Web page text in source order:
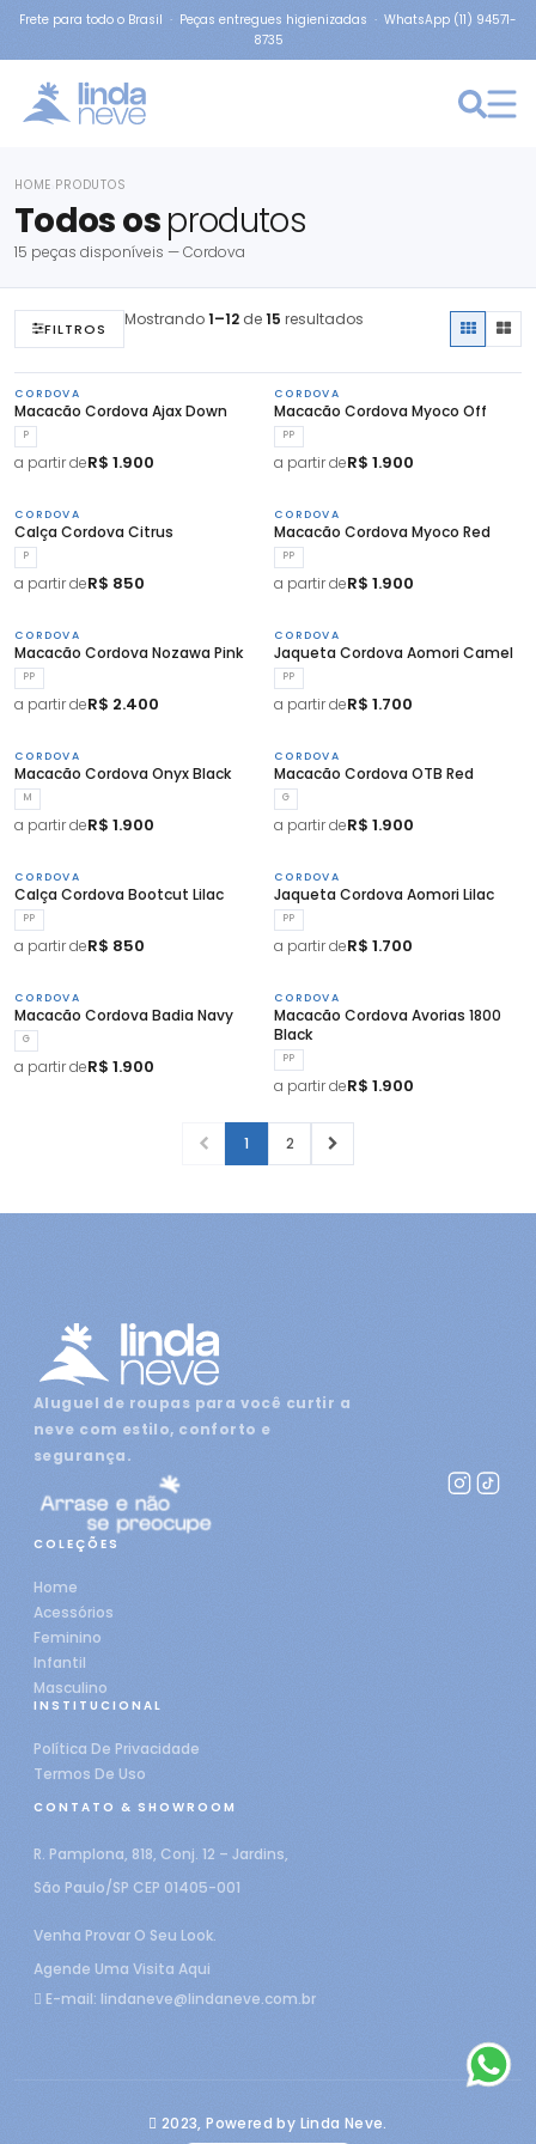
Frete para todo o Brasil · Peças entregues higienizadas · WhatsApp (11) 94571-
8735
HOME PRODUTOS
Todos osprodutos
15 peças disponíveis — Cordova
FILTROS Mostrando1–12 de15 resultados
CORDOVA
Macacão Cordova Ajax Down
P
a partir deR$ 1.900
CORDOVA
Macacão Cordova Myoco Off
PP
a partir deR$ 1.900
CORDOVA
Calça Cordova Citrus
P
a partir deR$ 850
CORDOVA
Macacão Cordova Myoco Red
PP
a partir deR$ 1.900
CORDOVA
Macacão Cordova Nozawa Pink
PP
a partir deR$ 2.400
CORDOVA
Jaqueta Cordova Aomori Camel
PP
a partir deR$ 1.700
CORDOVA
Macacão Cordova Onyx Black
M
a partir deR$ 1.900
CORDOVA
Macacão Cordova OTB Red
G
a partir deR$ 1.900
CORDOVA
Calça Cordova Bootcut Lilac
PP
a partir deR$ 850
CORDOVA
Jaqueta Cordova Aomori Lilac
PP
a partir deR$ 1.700
CORDOVA
Macacão Cordova Badia Navy
G
a partir deR$ 1.900
CORDOVA
Macacão Cordova Avorias 1800
Black
PP
a partir deR$ 1.900
1 2
Aluguel de roupas para você curtir a
neve com estilo, conforto e
segurança.
COLEÇÕES
Home
Acessórios
Feminino
Infantil
Masculino
INSTITUCIONAL
Política De Privacidade
Termos De Uso
CONTATO & SHOWROOM
R. Pamplona, 818, Conj. 12 – Jardins,
São Paulo/SP CEP 01405-001
Venha Provar O Seu Look.
Agende Uma Visita Aqui
E-mail: lindaneve@lindaneve.com.br
2023, Powered by Linda Neve.